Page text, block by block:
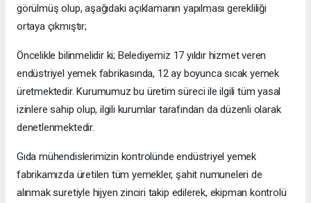
görülmüş olup, aşağıdaki açıklamanın yapılması gerekliliği
ortaya çıkmıştır;
Öncelikle bilinmelidir ki; Belediyemiz 17 yıldır hizmet veren
endüstriyel yemek fabrikasında, 12 ay boyunca sıcak yemek
üretmektedir. Kurumumuz bu üretim süreci ile ilgili tüm yasal
izinlere sahip olup, ilgili kurumlar tarafından da düzenli olarak
denetlenmektedir.
Gıda mühendislerimizin kontrolünde endüstriyel yemek
fabrikamızda üretilen tüm yemekler, şahit numuneleri de
alınmak suretiyle hijyen zinciri takip edilerek, ekipman kontrolü